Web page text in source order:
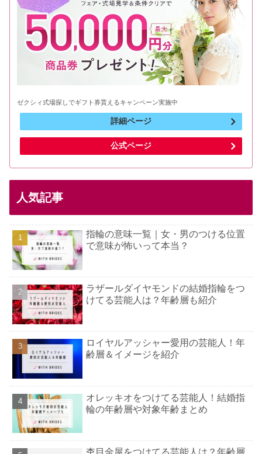
ゼクシィ式場探しでギフト券貰えるキャンペーン実施中
詳細ページ
公式ページ
人気記事
指輪の意味一覧｜女・男のつける位置
で意味が怖いって本当？
ラザールダイヤモンドの結婚指輪をつ
けてる芸能人は？年齢層も紹介
ロイヤルアッシャー愛用の芸能人！年
齢層＆イメージを紹介
オレッキオをつけてる芸能人！結婚指
輪の年齢層や対象年齢まとめ
杢目金屋をつけてる芸能人は？年齢層